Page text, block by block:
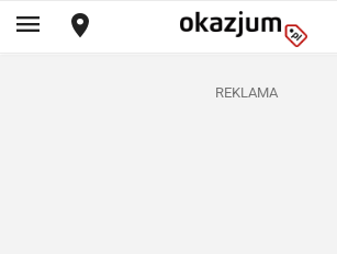
REKLAMA